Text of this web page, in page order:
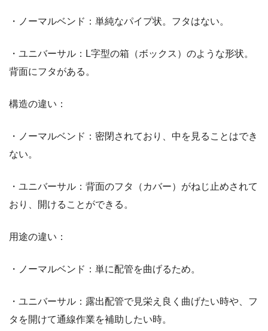
・ノーマルベンド：単純なパイプ状。フタはない。
・ユニバーサル：L字型の箱（ボックス）のような形状。
背面にフタがある。
構造の違い：
・ノーマルベンド：密閉されており、中を見ることはでき
ない。
・ユニバーサル：背面のフタ（カバー）がねじ止めされて
おり、開けることができる。
用途の違い：
・ノーマルベンド：単に配管を曲げるため。
・ユニバーサル：露出配管で見栄え良く曲げたい時や、フ
タを開けて通線作業を補助したい時。